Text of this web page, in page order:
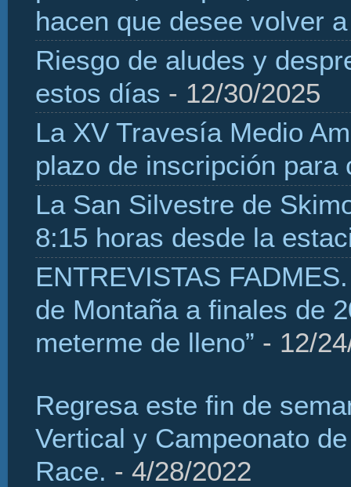
hacen que desee volver
Riesgo de aludes y
estos días - 12/30/2025
La XV Travesía Medio
plazo de inscripción para
La San Silvestre de
8:15 horas desde la
ENTREVISTAS
de Montaña a finales de
meterme de lleno” - 12/
Regresa este fin de
Vertical y Campeonato
Race. - 4/28/2022